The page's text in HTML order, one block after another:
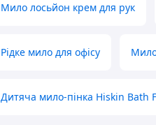
Мило лосьйон крем для рук
Рідке мило для офісу
Дитяча мило-пінка Hiskin Bath